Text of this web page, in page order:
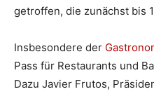
getroffen, die zunächst bis
Insbesondere der
Pass für Restaurants und
Dazu Javier Frutos,